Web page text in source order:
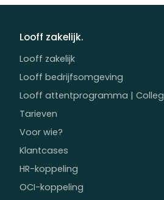
Looff zakelijk.
Looff zakelijk
Looff bedrijfsomgeving
Looff attentprogramma |
Tarieven
Voor wie?
Klantcases
HR-koppeling
OCI-koppeling